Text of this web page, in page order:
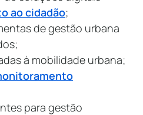
ao cidadão;
de gestão urbana
à mobilidade urbana;
para gestão